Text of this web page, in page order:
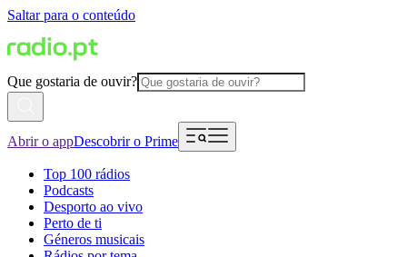
Saltar para o conteúdo
Que gostaria de ouvir?
Abrir o appDescobrir o Prime
Top 100 rádios
Podcasts
Desporto ao vivo
Perto de ti
Géneros musicais